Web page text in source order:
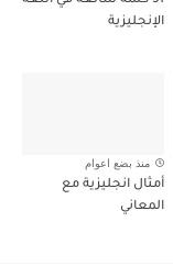
الإنجليزية
منذ بضع اعوام
أمثال انجليزية مع
المعاني